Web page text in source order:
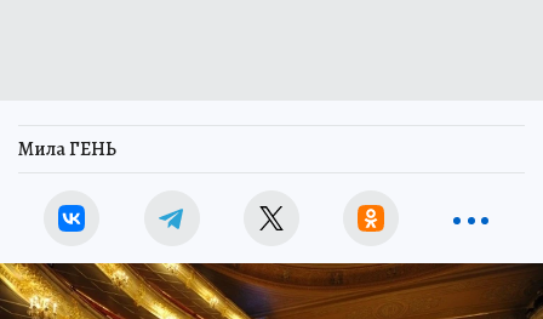
Мила ГЕНЬ